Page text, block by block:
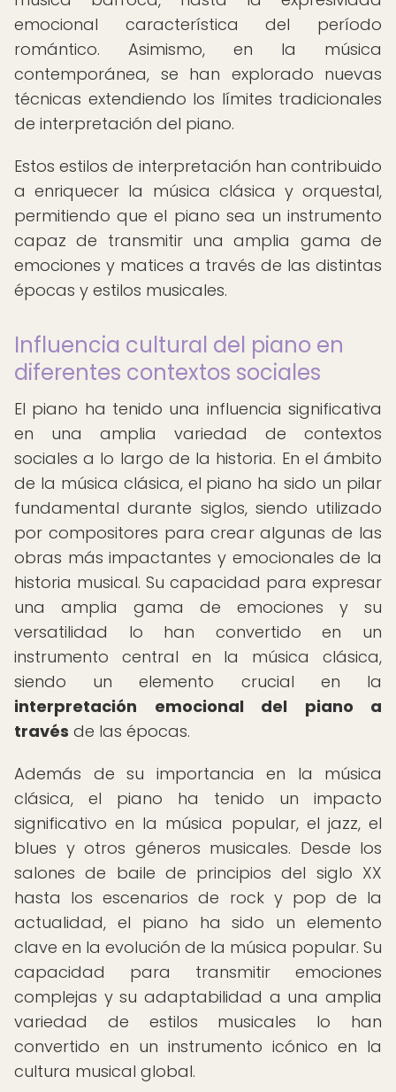
emocional característica del período
romántico. Asimismo, en la música
contemporánea, se han explorado nuevas
técnicas extendiendo los límites tradicionales
de interpretación del piano.
Estos estilos de interpretación han contribuido
a enriquecer la música clásica y orquestal,
permitiendo que el piano sea un instrumento
capaz de transmitir una amplia gama de
emociones y matices a través de las distintas
épocas y estilos musicales.
Influencia cultural del piano en
diferentes contextos sociales
El piano ha tenido una influencia significativa
en una amplia variedad de contextos
sociales a lo largo de la historia. En el ámbito
de la música clásica, el piano ha sido un pilar
fundamental durante siglos, siendo utilizado
por compositores para crear algunas de las
obras más impactantes y emocionales de la
historia musical. Su capacidad para expresar
una amplia gama de emociones y su
versatilidad lo han convertido en un
instrumento central en la música clásica,
siendo un elemento crucial en la
interpretación emocional del piano a
través de las épocas.
Además de su importancia en la música
clásica, el piano ha tenido un impacto
significativo en la música popular, el jazz, el
blues y otros géneros musicales. Desde los
salones de baile de principios del siglo XX
hasta los escenarios de rock y pop de la
actualidad, el piano ha sido un elemento
clave en la evolución de la música popular. Su
capacidad para transmitir emociones
complejas y su adaptabilidad a una amplia
variedad de estilos musicales lo han
convertido en un instrumento icónico en la
cultura musical global.